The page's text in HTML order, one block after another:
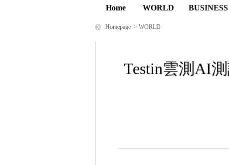
Home WORLD BUSINESS
Homepage > WORLD
Testin雲測AI